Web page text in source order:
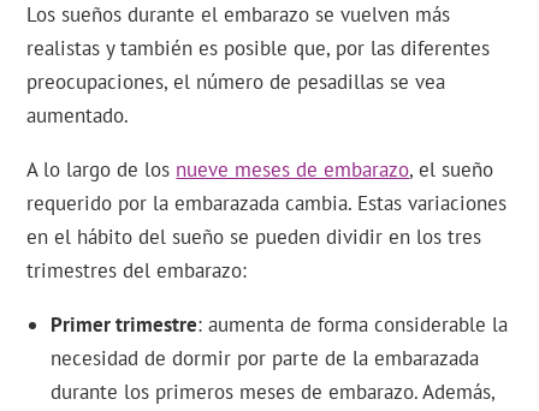
Los sueños durante el embarazo se vuelven más
realistas y también es posible que, por las diferentes
preocupaciones, el número de pesadillas se vea
aumentado.
A lo largo de los nueve meses de embarazo, el sueño
requerido por la embarazada cambia. Estas variaciones
en el hábito del sueño se pueden dividir en los tres
trimestres del embarazo:
Primer trimestre: aumenta de forma considerable la
necesidad de dormir por parte de la embarazada
durante los primeros meses de embarazo. Además,